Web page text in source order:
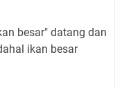
besar" datang dan
ikan besar